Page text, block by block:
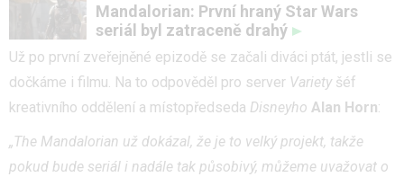
Mandalorian: První hraný Star Wars
seriál byl zatraceně drahý
Už po první zveřejněné epizodě se začali diváci ptát, jestli se
dočkáme i filmu. Na to odpověděl pro server Variety šéf
kreativního oddělení a místopředseda Disneyho Alan Horn:
„The Mandalorian už dokázal, že je to velký projekt, takže
pokud bude seriál i nadále tak působivý, můžeme uvažovat o